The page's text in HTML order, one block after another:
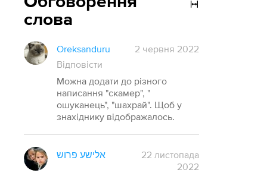
слова
Oreksanduru
2 червня 2022
Відповісти
Можна додати до різного
написання "скамер", "
ошуканець", "шахрай". Щоб у
знахіднику відображалось.
אלישע פרוש
22 листопада
2022